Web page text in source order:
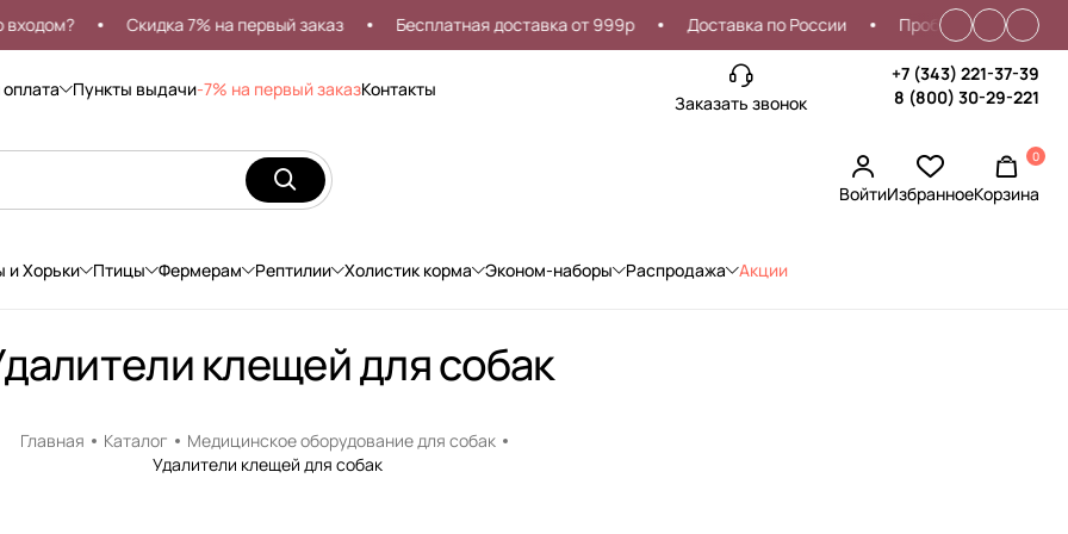
Скидка 7% на первый заказ Бесплатная доставка от 999р Доставка по России Проблемы со входом?
Пункты выдачи-7% на первый заказКонтакты
Заказать звонок
+7 (343) 221-37-39
8 (800) 30-29-221
ВойтиИзбранное
0
Корзина
и Хорьки Птицы Фермерам Рептилии Холистик корма Эконом-наборы Распродажа Акции
клещей для собак
Главная Каталог
Медицинское оборудование для собак
Удалители клещей для собак